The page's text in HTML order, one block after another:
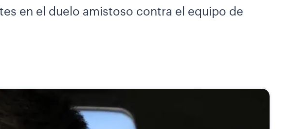
en el duelo amistoso contra el equipo de